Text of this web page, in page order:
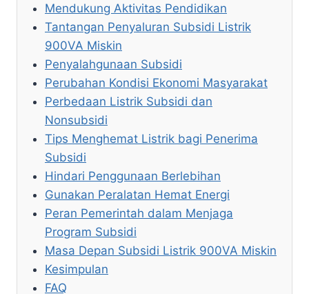
Mendukung Aktivitas Pendidikan
Tantangan Penyaluran Subsidi Listrik
900VA Miskin
Penyalahgunaan Subsidi
Perubahan Kondisi Ekonomi Masyarakat
Perbedaan Listrik Subsidi dan
Nonsubsidi
Tips Menghemat Listrik bagi Penerima
Subsidi
Hindari Penggunaan Berlebihan
Gunakan Peralatan Hemat Energi
Peran Pemerintah dalam Menjaga
Program Subsidi
Masa Depan Subsidi Listrik 900VA Miskin
Kesimpulan
FAQ